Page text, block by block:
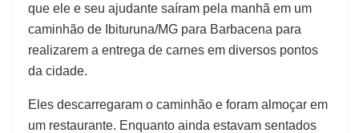
que ele e seu ajudante saíram pela manhã em um
caminhão de Ibituruna/MG para Barbacena para
realizarem a entrega de carnes em diversos pontos
da cidade.
Eles descarregaram o caminhão e foram almoçar em
um restaurante. Enquanto ainda estavam sentados